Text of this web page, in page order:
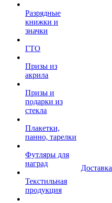
Разрядные
книжки и
значки
ГТО
Призы из
акрила
Призы и
подарки из
стекла
Плакетки,
панно, тарелки
Футляры для
наград
Текстильная
продукция
Доставка